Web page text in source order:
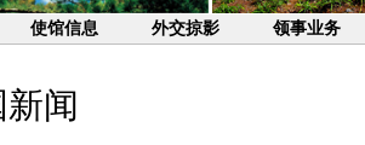
使馆信息 外交掠影 领事业务
闻